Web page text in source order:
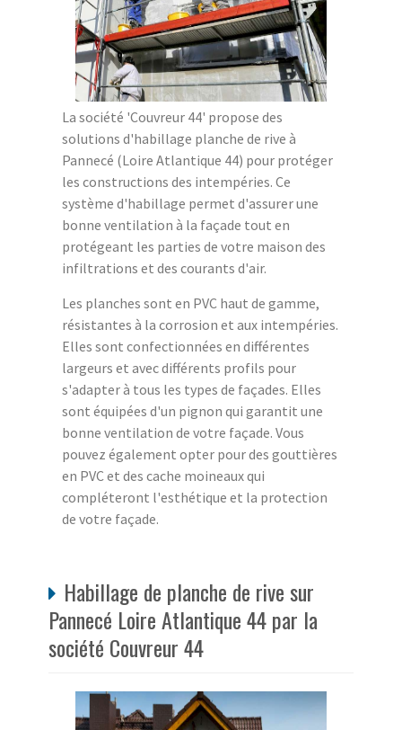
La société 'Couvreur 44' propose des
solutions d'habillage planche de rive à
Pannecé (Loire Atlantique 44) pour protéger
les constructions des intempéries. Ce
système d'habillage permet d'assurer une
bonne ventilation à la façade tout en
protégeant les parties de votre maison des
infiltrations et des courants d'air.
Les planches sont en PVC haut de gamme,
résistantes à la corrosion et aux intempéries.
Elles sont confectionnées en différentes
largeurs et avec différents profils pour
s'adapter à tous les types de façades. Elles
sont équipées d'un pignon qui garantit une
bonne ventilation de votre façade. Vous
pouvez également opter pour des gouttières
en PVC et des cache moineaux qui
compléteront l'esthétique et la protection
de votre façade.
Habillage de planche de rive sur
Pannecé Loire Atlantique 44 par la
société Couvreur 44